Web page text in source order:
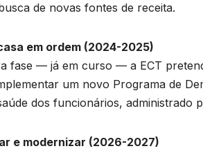
de novas fontes de receita.
em ordem (2024-2025)
fase — já em curso — a ECT
um novo Programa de
dos funcionários, administrado
e modernizar (2026-2027)